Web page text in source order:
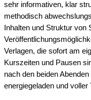
sehr informativen, klar
methodisch
Inhalten und Struktur von
Verlagen, die sofort am
Kurszeiten und Pausen
nach den beiden
energiegeladen und voller